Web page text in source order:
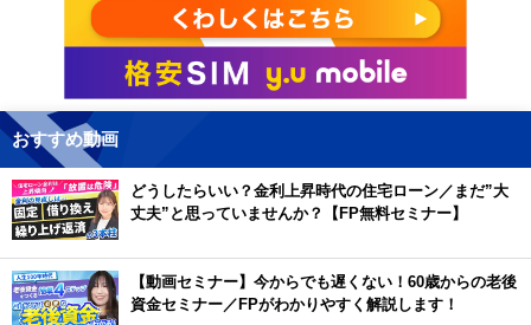
おすすめ動画
どうしたらいい？金利上昇時代の住宅ローン／まだ”大
丈夫”と思っていませんか？【FP無料セミナー】
【動画セミナー】今からでも遅くない！60歳からの老後
資金セミナー／FPがわかりやすく解説します！